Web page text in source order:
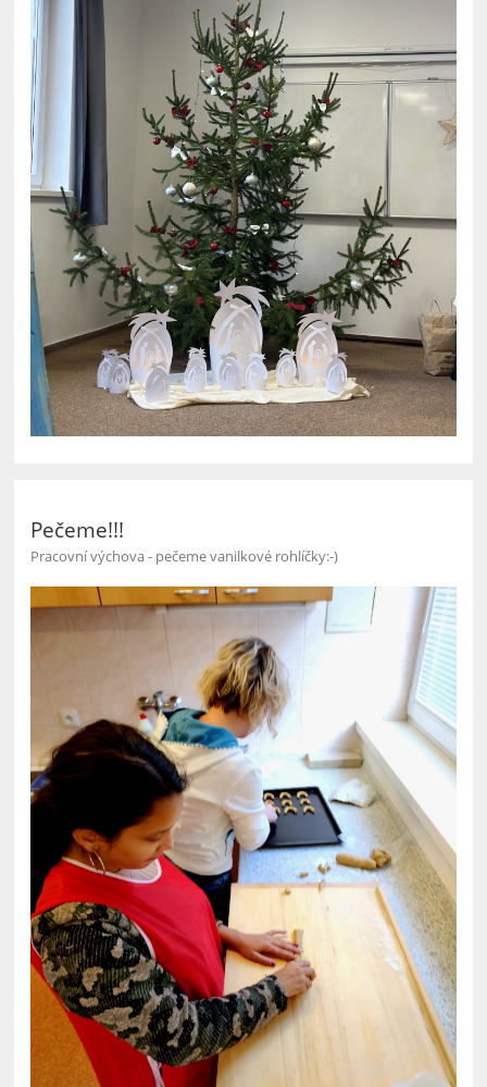
Pečeme!!!
Pracovní výchova - pečeme vanilkové rohlíčky:-)